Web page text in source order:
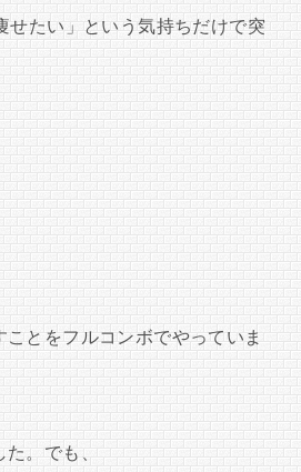
せたい」という気持ちだけで突
とをフルコンボでやっていま
。でも、